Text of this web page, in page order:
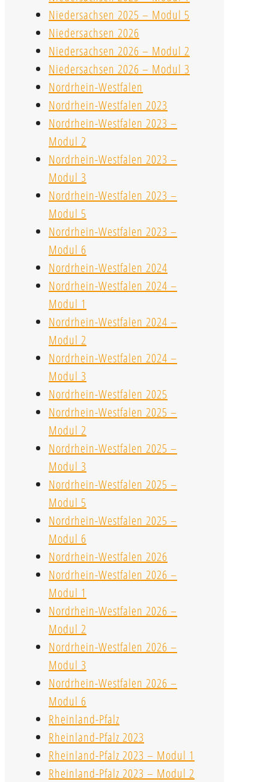
Niedersachsen 2025 – Modul 5
Niedersachsen 2026
Niedersachsen 2026 – Modul 2
Niedersachsen 2026 – Modul 3
Nordrhein-Westfalen
Nordrhein-Westfalen 2023
Nordrhein-Westfalen 2023 –
Modul 2
Nordrhein-Westfalen 2023 –
Modul 3
Nordrhein-Westfalen 2023 –
Modul 5
Nordrhein-Westfalen 2023 –
Modul 6
Nordrhein-Westfalen 2024
Nordrhein-Westfalen 2024 –
Modul 1
Nordrhein-Westfalen 2024 –
Modul 2
Nordrhein-Westfalen 2024 –
Modul 3
Nordrhein-Westfalen 2025
Nordrhein-Westfalen 2025 –
Modul 2
Nordrhein-Westfalen 2025 –
Modul 3
Nordrhein-Westfalen 2025 –
Modul 5
Nordrhein-Westfalen 2025 –
Modul 6
Nordrhein-Westfalen 2026
Nordrhein-Westfalen 2026 –
Modul 1
Nordrhein-Westfalen 2026 –
Modul 2
Nordrhein-Westfalen 2026 –
Modul 3
Nordrhein-Westfalen 2026 –
Modul 6
Rheinland-Pfalz
Rheinland-Pfalz 2023
Rheinland-Pfalz 2023 – Modul 1
Rheinland-Pfalz 2023 – Modul 2